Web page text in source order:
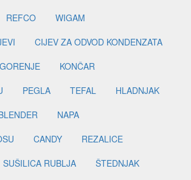
REFCO
WIGAM
CIJEV ZA ODVOD KONDENZATA
GORENJE
KONČAR
PEGLA TEFAL
HLADNJAK
NAPA
CANDY
REZALICE
SUŠILICA RUBLJA
ŠTEDNJAK